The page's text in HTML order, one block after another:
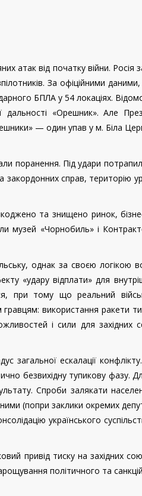
атак від початку війни. Росія
За офіційними
БПЛА у 54 локаціях.
дальності «Орешник». Але
— один упав у м. Біла
поранення. Під удари
закордонних справ, територію
та знищено ринок,
музей «Чорнобиль» і
однак за своєю логікою
«удару відплати» для
при тому що реальний
використання ракети
і сили для західних
загальної ескалації
безвихідну тупикову фазу.
Спроби залякати
(попри заклики окремих
українського
привід тиску на західних
політичного та